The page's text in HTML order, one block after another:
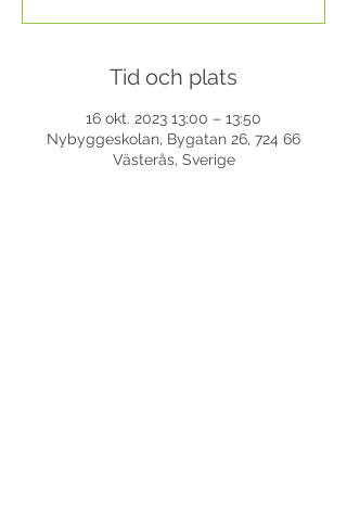
Tid och plats
16 okt. 2023 13:00 – 13:50
Nybyggeskolan, Bygatan 26, 724 66
Västerås, Sverige